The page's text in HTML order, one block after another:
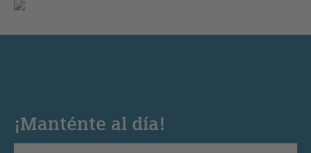
¡Manténte al día!